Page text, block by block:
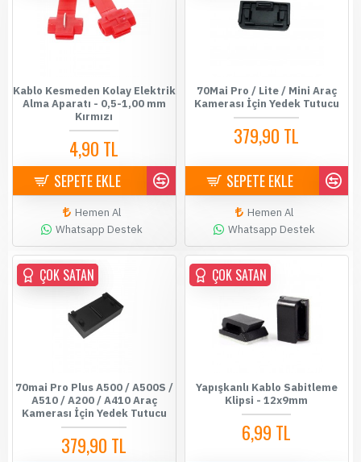
Kablo Kesmeden Kolay Elektrik
Alma Aparatı - 0,5-1,00 mm
Kırmızı
4,90 TL
SEPETE EKLE
Hemen Al
Whatsapp Destek
70Mai Pro / Lite / Mini Araç
Kamerası İçin Yedek Tutucu
379,90 TL
SEPETE EKLE
Hemen Al
Whatsapp Destek
ÇOK SATAN
ÇOK SATAN
70mai Pro Plus A500 / A500S /
A510 / A200 / A410 Araç
Kamerası İçin Yedek Tutucu
379,90 TL
ÇOK SATAN
Yapışkanlı Kablo Sabitleme
Klipsi - 12x9mm
6,99 TL